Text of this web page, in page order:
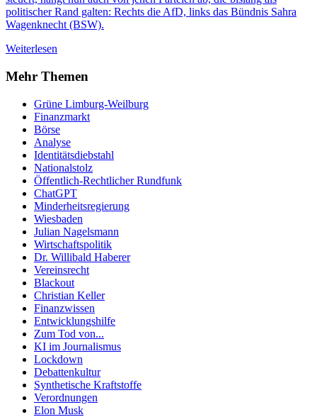
politischer Rand galten: Rechts die AfD, links das Bündnis Sahra
Wagenknecht (BSW).
Weiterlesen
Mehr Themen
Grüne Limburg-Weilburg
Finanzmarkt
Börse
Analyse
Identitätsdiebstahl
Nationalstolz
Öffentlich-Rechtlicher Rundfunk
ChatGPT
Minderheitsregierung
Wiesbaden
Julian Nagelsmann
Wirtschaftspolitik
Dr. Willibald Haberer
Vereinsrecht
Blackout
Christian Keller
Finanzwissen
Entwicklungshilfe
Zum Tod von...
KI im Journalismus
Lockdown
Debattenkultur
Synthetische Kraftstoffe
Verordnungen
Elon Musk